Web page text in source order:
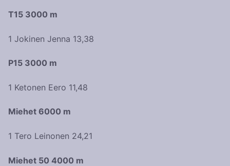
T15 3000 m
1 Jokinen Jenna 13,38
P15 3000 m
1 Ketonen Eero 11,48
Miehet 6000 m
1 Tero Leinonen 24,21
Miehet 50 4000 m